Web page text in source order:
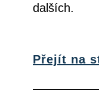
dalších.
Přejít na